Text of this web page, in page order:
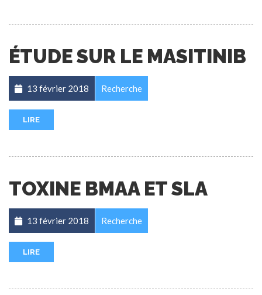
ÉTUDE SUR LE MASITINIB
13 février 2018 Recherche
LIRE
TOXINE BMAA ET SLA
13 février 2018 Recherche
LIRE